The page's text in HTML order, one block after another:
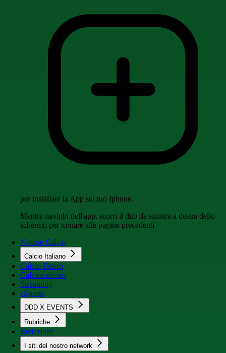
per installare la App sul tuo Iphone.
Mentre navighi nell'app, scorri il dito da sinistra a destra dello
schermo per tornare alle pagine precedenti
Notizie Calcio
Calcio Italiano
Calcio Estero
Calciomercato
Streaming
eSports
DDD X EVENTS
Rubriche
Redazione
I siti del nostro network